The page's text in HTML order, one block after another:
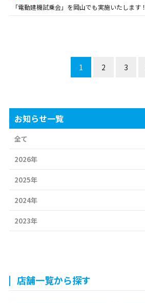
「電動建機試乗会」を岡山でも実施いたします！
1 2 3
お知らせ一覧
全て
2026年
2025年
2024年
2023年
店舗一覧から探す